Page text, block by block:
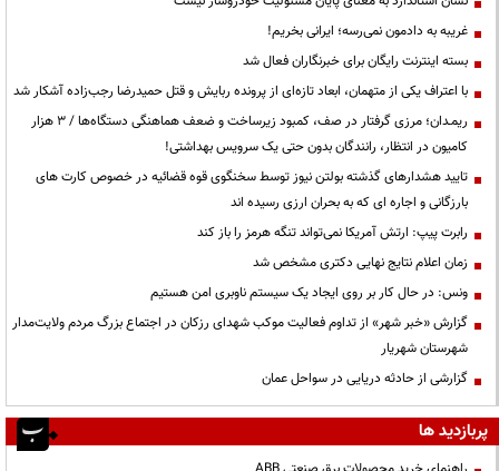
غریبه به دادمون نمی‌رسه؛ ایرانی بخریم!
بسته اینترنت رایگان برای خبرنگاران فعال شد
با اعتراف یکی از متهمان، ابعاد تازه‌ای از پرونده ربایش و قتل حمیدرضا رجب‌زاده آشکار شد
ریمـدان؛ مرزی گرفتار در صف، کمبود زیرساخت و ضعف هماهنگی دستگاه‌ها / ۳ هزار
کامیون در انتظار، رانندگان بدون حتی یک سرویس بهداشتی!
تایید هشدارهای گذشته بولتن نیوز توسط سخنگوی قوه قضائیه در خصوص کارت های
بارزگانی و اجاره ای که به بحران ارزی رسیده اند
رابرت پیپ: ارتش آمریکا نمی‌تواند تنگه هرمز را باز کند
زمان اعلام نتایج نهایی دکتری مشخص شد
ونس: در حال کار بر روی ایجاد یک سیستم ناوبری امن هستیم
گزارش «خبر شهر» از تداوم فعالیت موکب شهدای رزکان در اجتماع بزرگ مردم ولایت‌مدار
شهرستان شهریار
گزارشی از حادثه دریایی در سواحل عمان
پربازدید ها